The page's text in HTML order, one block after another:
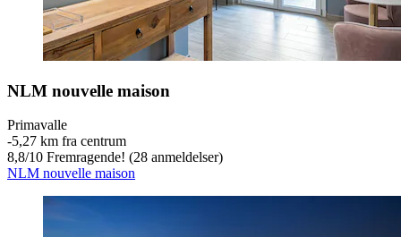
NLM nouvelle maison
Primavalle
‐5,27 km fra centrum
8,8/10 Fremragende! (28 anmeldelser)
NLM nouvelle maison